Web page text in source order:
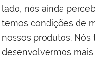
lado, nós ainda
temos condições de
nossos produtos.
desenvolvermos